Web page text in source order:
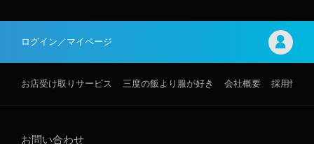
ログイン／マイページ
お店受け取りサービス 三度の飯より服が好き 会社概要 採用情報
お問い合わせ